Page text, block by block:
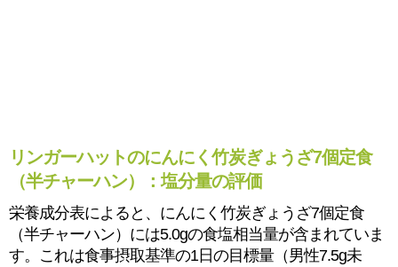
リンガーハットのにんにく竹炭ぎょうざ7個定食
（半チャーハン）：塩分量の評価
栄養成分表によると、にんにく竹炭ぎょうざ7個定食
（半チャーハン）には5.0gの食塩相当量が含まれていま
す。これは食事摂取基準の1日の目標量（男性7.5g未